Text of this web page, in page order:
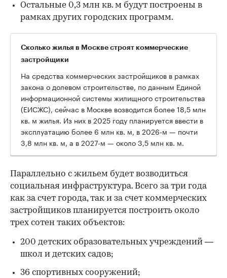
Остальные 0,3 млн кв. м будут построены в
рамках других городских программ.
Сколько жилья в Москве строят коммерческие
застройщики
На средства коммерческих застройщиков в рамках
закона о долевом строительстве, по данным Единой
информационной системы жилищного строительства
(ЕИСЖС), сейчас в Москве возводится более 18,5 млн
кв. м жилья. Из них в 2025 году планируется ввести в
эксплуатацию более 6 млн кв. м, в 2026-м — почти
3,8 млн кв. м, а в 2027-м — около 3,5 млн кв. м.
Параллельно с жильем будет возводиться
социальная инфраструктура. Всего за три года
как за счет города, так и за счет коммерческих
застройщиков планируется построить около
трех сотен таких объектов:
200 детских образовательных учреждений —
школ и детских садов;
36 спортивных сооружений;